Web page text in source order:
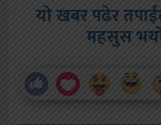
यो खबर पढेर
महसुस